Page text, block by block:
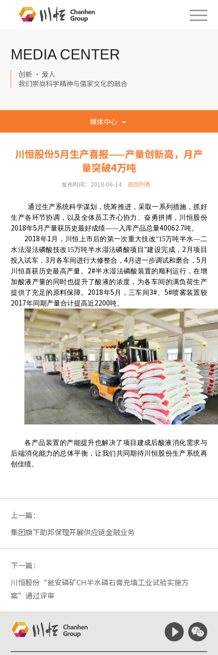
MEDIA CENTER
创新 · 爱人
我们崇尚科学精神与儒家文化的融合
媒体中心
川恒股份5月生产喜报——产量创新高，月产
量突破4万吨
发布时间：2018-06-14 返回列表
通过生产系统科学谋划，统筹推进，采取一系列措施，抓好
生产各环节协调，以及全体员工齐心协力、奋勇拼搏，川恒股份
2018年5 月产量获历史最好成绩——入库产品总量40062.7吨。
2018年1 月，川恒上市后的第一次重大技改“15万吨半水—二
水法湿法磷酸技改15万吨半水湿法磷酸项目”建设完成， 2 月项目
投入试车， 3 月各车间进行大修整合，4月进一步调试和磨合， 5 月
川恒喜获历史最高产量。 2#半水湿法磷酸装置的顺利运行，在增
加酸液产量的同时也提升了酸液的浓度，为各车间的满负荷生产
提供了充足的原料保障。 2018年5 月，三车间3#、 5#喷雾装置较
2017年同期产量合计提高近2200吨。
各产品装置的产能提升也解决了项目建成后酸液消化需求与
后端消化能力的总体平衡，让我们共同期待川恒股份生产系统再
创佳绩。
上一篇：
集团旗下助邦保理开展供应链金融业务
下一篇：
川恒股份“瓮安磷矿CH半水磷石膏充填工业试验实施方
案”通过评审